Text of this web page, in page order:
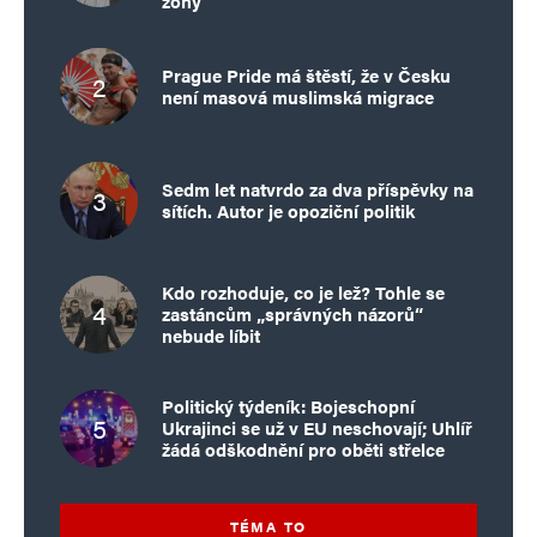
Prague Pride má štěstí, že v Česku
není masová muslimská migrace
Sedm let natvrdo za dva příspěvky na
sítích. Autor je opoziční politik
Kdo rozhoduje, co je lež? Tohle se
zastáncům „správných názorů“
nebude líbit
Politický týdeník: Bojeschopní
Ukrajinci se už v EU neschovají; Uhlíř
žádá odškodnění pro oběti střelce
TÉMA TO